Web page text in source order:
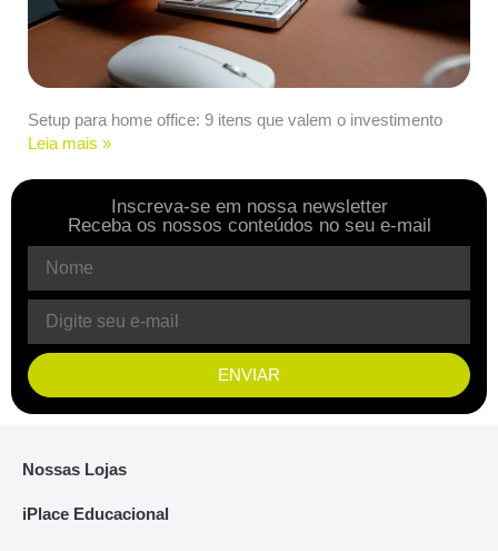
Setup para home office: 9 itens que valem o investimento
Leia mais »
Inscreva-se em nossa newsletter
Receba os nossos conteúdos no seu e-mail
ENVIAR
Nossas Lojas
iPlace Educacional